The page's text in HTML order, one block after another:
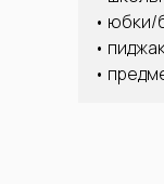
• юбки/
•
•